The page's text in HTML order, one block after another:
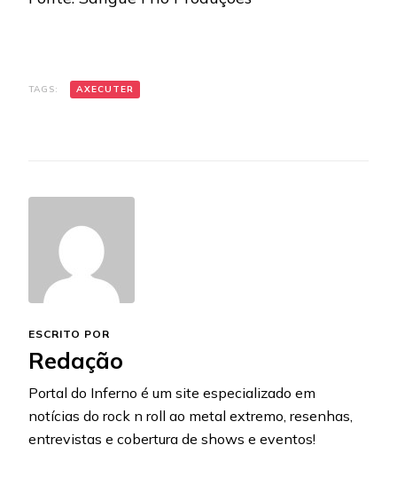
TAGS: AXECUTER
ESCRITO POR
Redação
Portal do Inferno é um site especializado em
notícias do rock n roll ao metal extremo, resenhas,
entrevistas e cobertura de shows e eventos!